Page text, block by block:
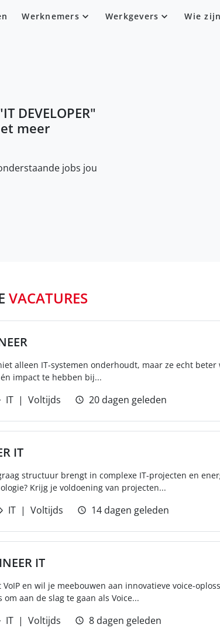
Werknemers Werkgevers Wie
IT DEVELOPER"
meer
jobs jou
VACATURES
alleen IT-systemen onderhoudt, maar ze echt
impact te hebben bij...
IT Voltijds 20 dagen geleden
IT
structuur brengt in complexe IT-projecten en
Krijg je voldoening van projecten...
IT Voltijds 14 dagen geleden
IT
en wil je meebouwen aan innovatieve voice-
aan de slag te gaan als Voice...
IT Voltijds 8 dagen geleden